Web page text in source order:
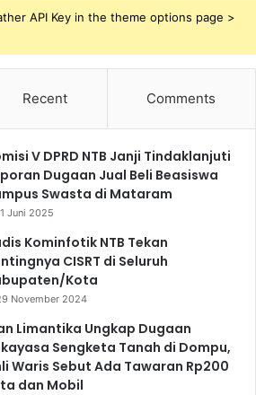
API Key in the theme options page >
Recent Comments
V DPRD NTB Janji Tindaklanjuti
Dugaan Jual Beli Beasiswa
Swasta di Mataram
Juni 2025
Kominfotik NTB Tekan
CISRT di Seluruh
Kota
November 2024
Limantika Ungkap Dugaan
Sengketa Tanah di Dompu,
Waris Sebut Ada Tawaran Rp200
dan Mobil